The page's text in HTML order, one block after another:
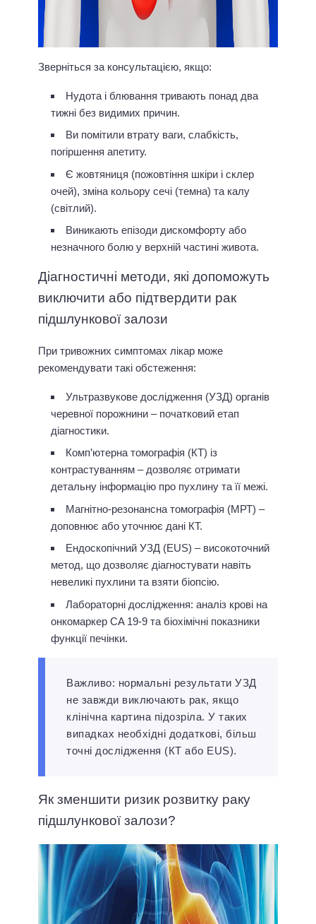
Зверніться за консультацією, якщо:
Нудота і блювання тривають понад два
тижні без видимих причин.
Ви помітили втрату ваги, слабкість,
погіршення апетиту.
Є жовтяниця (пожовтіння шкіри і склер
очей), зміна кольору сечі (темна) та калу
(світлий).
Виникають епізоди дискомфорту або
незначного болю у верхній частині живота.
Діагностичні методи, які допоможуть
виключити або підтвердити рак
підшлункової залози
При тривожних симптомах лікар може
рекомендувати такі обстеження:
Ультразвукове дослідження (УЗД) органів
черевної порожнини – початковий етап
діагностики.
Комп’ютерна томографія (КТ) із
контрастуванням – дозволяє отримати
детальну інформацію про пухлину та її межі.
Магнітно-резонансна томографія (МРТ) –
доповнює або уточнює дані КТ.
Ендоскопічний УЗД (EUS) – високоточний
метод, що дозволяє діагностувати навіть
невеликі пухлини та взяти біопсію.
Лабораторні дослідження: аналіз крові на
онкомаркер CA 19-9 та біохімічні показники
функції печінки.
Важливо: нормальні результати УЗД
не завжди виключають рак, якщо
клінічна картина підозріла. У таких
випадках необхідні додаткові, більш
точні дослідження (КТ або EUS).
Як зменшити ризик розвитку раку
підшлункової залози?